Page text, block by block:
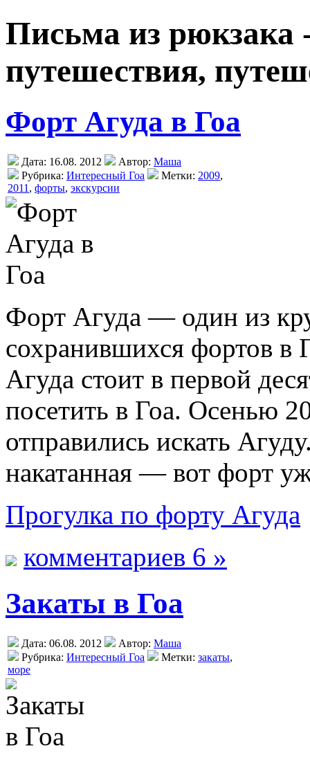
Письма из рюкзака
путешествия,
Форт Агуда в Гоа
Дата: 16.08. 2012 Автор: Маша
Рубрика: Интересный Гоа Метки: 2009,
2011 , форты, экскурсии
Форт Агуда — один из
сохранившихся фортов
Агуда стоит в первой
посетить в Гоа. Осенью
отправились искать
накатанная — вот форт
Прогулка по форту Агуда
комментариев 6 »
Закаты в Гоа
Дата: 06.08. 2012 Автор: Маша
Рубрика: Интересный Гоа Метки: закаты,
море